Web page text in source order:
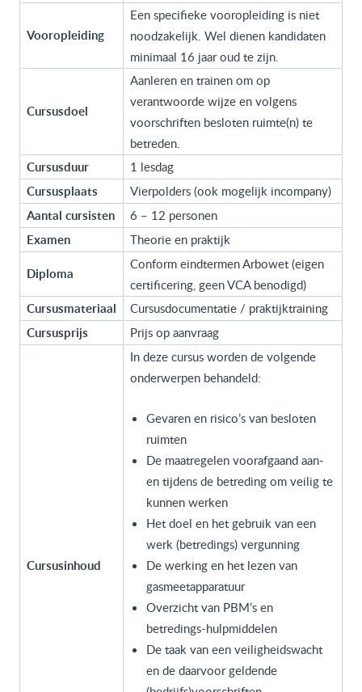
Vooropleiding
Een specifieke vooropleiding is niet
noodzakelijk. Wel dienen kandidaten
minimaal 16 jaar oud te zijn.
Cursusdoel
Aanleren en trainen om op
verantwoorde wijze en volgens
voorschriften besloten ruimte(n) te
betreden.
Cursusduur 1 lesdag
Cursusplaats Vierpolders (ook mogelijk incompany)
Aantal cursisten 6 – 12 personen
Examen Theorie en praktijk
Diploma
Conform eindtermen Arbowet (eigen
certificering, geen VCA benodigd)
Cursusmateriaal Cursusdocumentatie / praktijktraining
Cursusprijs Prijs op aanvraag
Cursusinhoud
In deze cursus worden de volgende
onderwerpen behandeld:
Gevaren en risico’s van besloten
ruimten
De maatregelen voorafgaand aan-
en tijdens de betreding om veilig te
kunnen werken
Het doel en het gebruik van een
werk (betredings) vergunning
De werking en het lezen van
gasmeetapparatuur
Overzicht van PBM’s en
betredings-hulpmiddelen
De taak van een veiligheidswacht
en de daarvoor geldende